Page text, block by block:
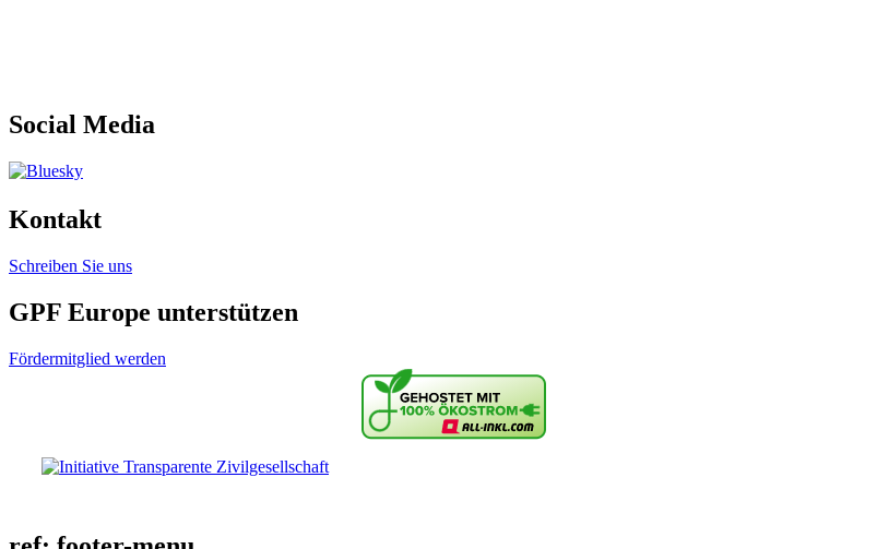
Social Media
Kontakt
Schreiben Sie uns
GPF Europe unterstützen
Fördermitglied werden